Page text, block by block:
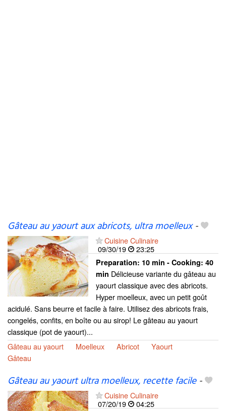
Gâteau au yaourt aux abricots, ultra moelleux-
Cuisine Culinaire
09/30/19
23:25
Preparation: 10 min - Cooking: 40
min Délicieuse variante du gâteau au
yaourt classique avec des abricots.
Hyper moelleux, avec un petit goût
acidulé. Sans beurre et facile à faire. Utilisez des abricots frais,
congelés, confits, en boîte ou au sirop! Le gâteau au yaourt
classique (pot de yaourt)...
Gâteau au yaourt
Moelleux Abricot
Yaourt
Gâteau
Gâteau au yaourt ultra moelleux, recette facile-
Cuisine Culinaire
07/20/19
04:25